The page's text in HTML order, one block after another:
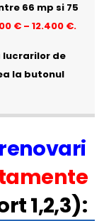
66 mp si 75
€ – 12.400 €.
lucrarilor de
la butonul
renovari
1,2,3):